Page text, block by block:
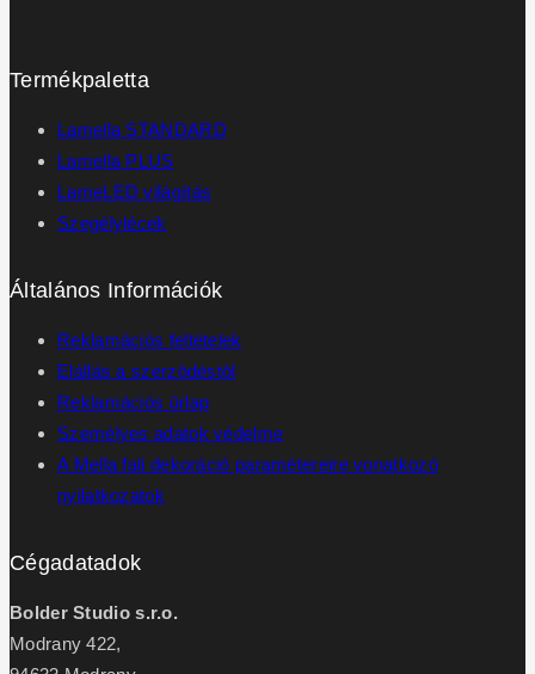
Termékpaletta
Lamella STANDARD
Lamella PLUS
LameLED világítás
Szegélylécek
Általános Információk
Reklamációs feltételek
Elállás a szerzōdéstōl
Reklamációs ūrlap
Személyes adatok védelme
A Mella fali dekoráció paramétereire vonatkozó
nyilatkozatok
Cégadatadok
Bolder Studio s.r.o.
Modrany 422,